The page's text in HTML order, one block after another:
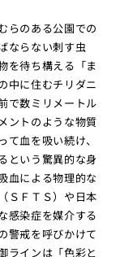
らのある公園での
ならない刺す虫
を待ち構える「ま
中に住むチリダニ
で数ミリメートル
ントのような物質
血を吸い続け、
という驚異的な身
血による物理的な
ＳＦＴＳ）や日本
感染症を媒介する
警戒を呼びかけて
ラインは「色彩と